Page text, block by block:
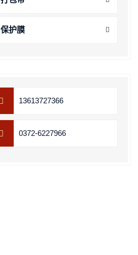
保护膜
13613727366
0372-6227966